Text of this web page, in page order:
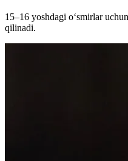
15–16 yoshdagi o‘smirlar
qilinadi.